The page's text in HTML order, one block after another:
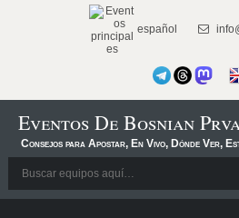
español
Eventos De Bosnian
Consejos para Apostar, En Vivo, Dónde Ver,